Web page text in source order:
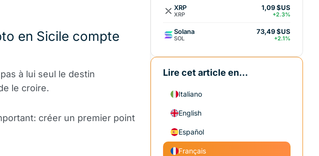
en Sicile compte
pas à lui seul le destin
le croire.
créer un premier point
XRP
XRP
1,09 $US
+2.3%
Solana
SOL
73,49 $US
+2.1%
Lire cet article en...
Italiano
English
Español
Français